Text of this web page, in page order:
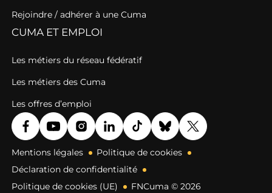
Rejoindre / adhérer à une Cuma
CUMA ET EMPLOI
Les métiers du réseau fédératif
Les métiers des Cuma
Les offres d’emploi
Mentions légales
Politique de cookies
Déclaration de confidentialité
Politique de cookies (UE)
FNCuma © 2026